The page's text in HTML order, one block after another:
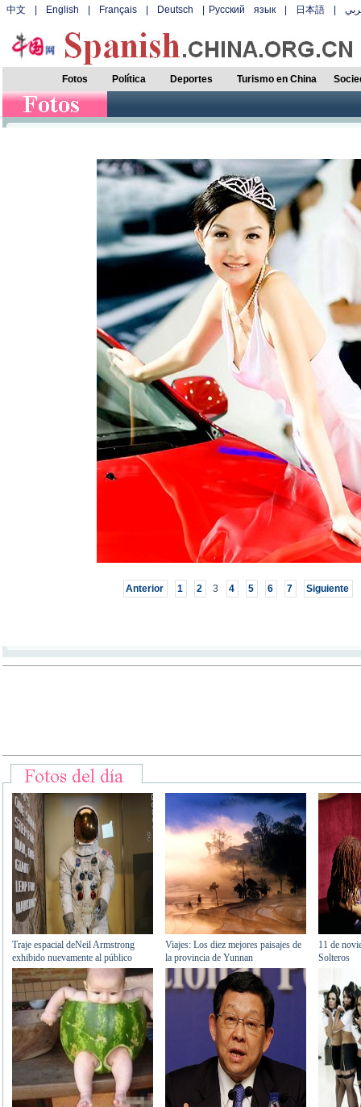
中文 English Français Deutsch Русский язык 日本語
Fotos Política Deportes Turismo en China
Anterior 1 2 3 4 5 6 7 Siguiente